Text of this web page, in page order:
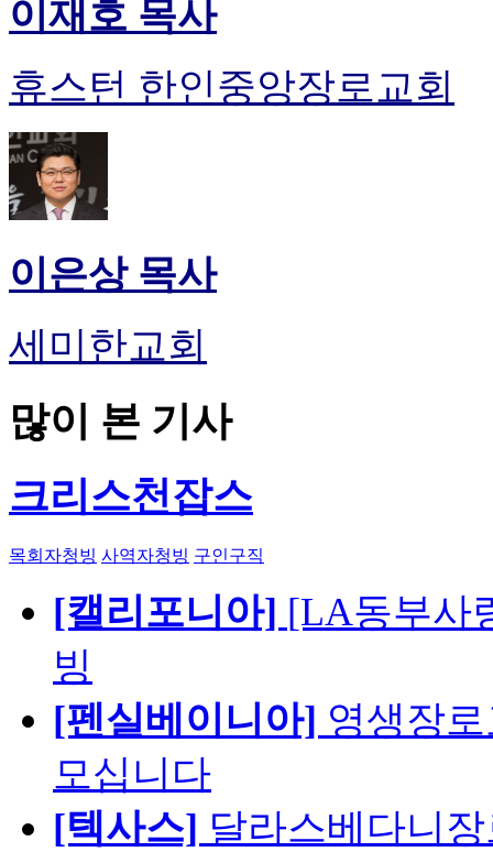
이재호 목사
휴스턴 한인중앙장로교회
이은상 목사
세미한교회
많이 본 기사
크리스천잡스
목회자청빙 사역자청빙 구인구직
[캘리포니아] [LA동부사
빙
[펜실베이니아] 영생장
모십니다
[텍사스] 달라스베다니